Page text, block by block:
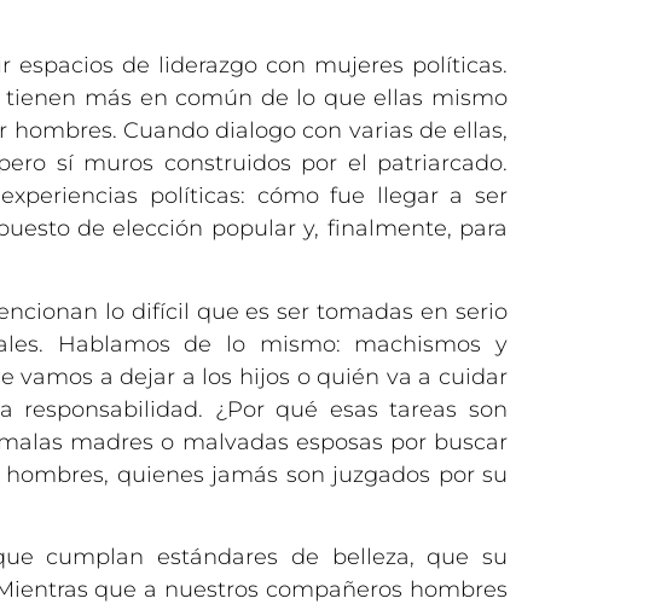
de liderazgo con mujeres políticas.
tienen más en común de lo que ellas mismo
Cuando dialogo con varias de ellas,
sí muros construidos por el patriarcado.
políticas: cómo fue llegar a ser
de elección popular y, finalmente, para
lo difícil que es ser tomadas en serio
Hablamos de lo mismo: machismos y
vamos a dejar a los hijos o quién va a cuidar
¿Por qué esas tareas son
madres o malvadas esposas por buscar
quienes jamás son juzgados por su
cumplan estándares de belleza, que su
que a nuestros compañeros hombres